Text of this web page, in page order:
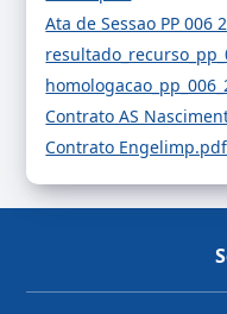
Ata de Sessao PP 006
Contrato AS
Contrato